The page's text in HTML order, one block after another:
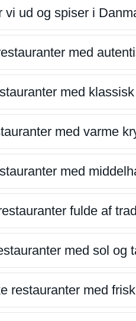
vi ud og spiser i
med
med
med varme
med
fulde af
med sol og
restauranter med